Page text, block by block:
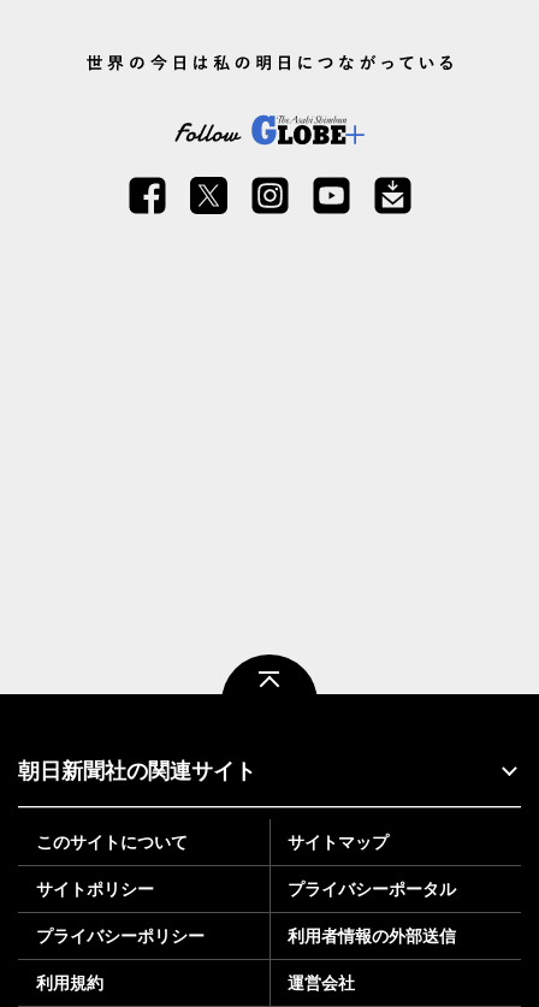
朝日新聞社の関連サイト
このサイトについて サイトマップ
サイトポリシー プライバシーポータル
プライバシーポリシー 利用者情報の外部送信
利用規約 運営会社